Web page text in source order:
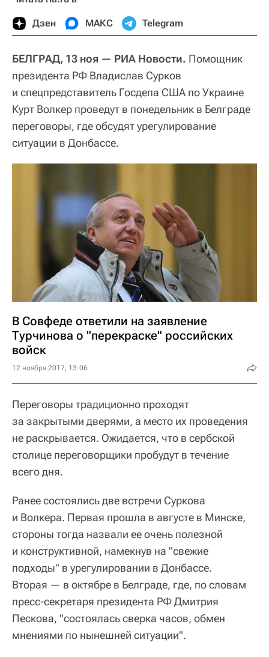
Дзен МАКС Telegram
БЕЛГРАД, 13 ноя — РИА Новости. Помощник
президента РФ Владислав Сурков
и спецпредставитель Госдепа США по Украине
Курт Волкер проведут в понедельник в Белграде
переговоры, где обсудят урегулирование
ситуации в Донбассе.
В Совфеде ответили на заявление
Турчинова о "перекраске" российских
войск
12 ноября 2017, 13:06
Переговоры традиционно проходят
за закрытыми дверями, а место их проведения
не раскрывается. Ожидается, что в сербской
столице переговорщики пробудут в течение
всего дня.
Ранее состоялись две встречи Суркова
и Волкера. Первая прошла в августе в Минске,
стороны тогда назвали ее очень полезной
и конструктивной, намекнув на "свежие
подходы" в урегулировании в Донбассе.
Вторая — в октябре в Белграде, где, по словам
пресс-секретаря президента РФ Дмитрия
Пескова, "состоялась сверка часов, обмен
мнениями по нынешней ситуации".